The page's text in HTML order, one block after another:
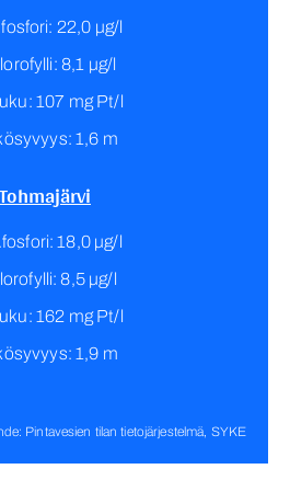
22,0 µg/l
8,1 µg/l
107 mg Pt/l
1,6 m
Tohmajärvi
18,0 µg/l
8,5 µg/l
162 mg Pt/l
1,9 m
Pintavesien tilan tietojärjestelmä, SYKE